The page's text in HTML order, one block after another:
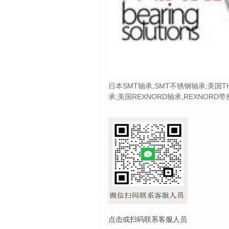
日本SMT轴承,SMT不锈钢轴承;美国
承;美国REXNORD轴承,REXNORD带
点击或扫码联系客服人员